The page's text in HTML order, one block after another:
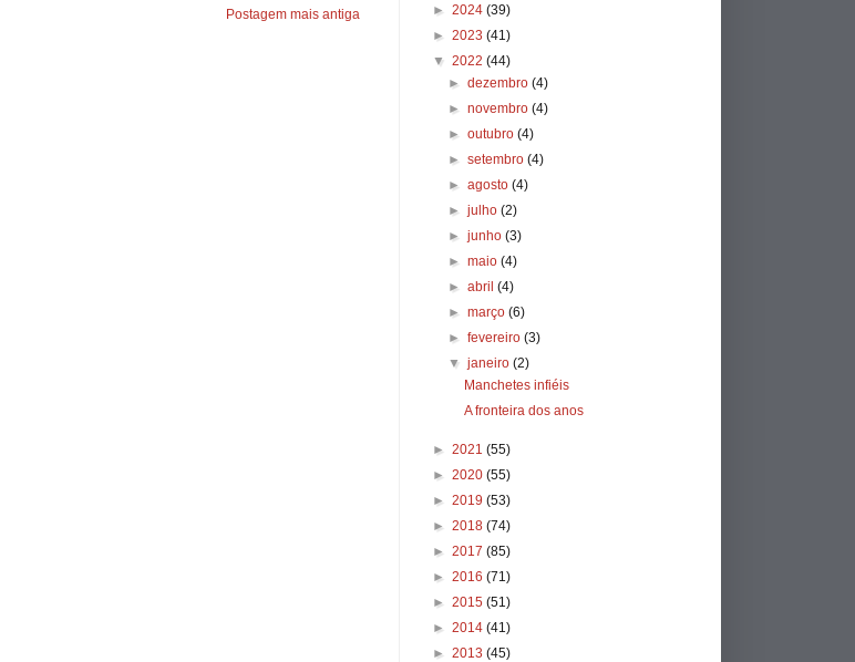
Postagem mais antiga
► 2024 (39)
► 2023 (41)
▼ 2022 (44)
► dezembro (4)
► novembro (4)
► outubro (4)
► setembro (4)
► agosto (4)
► julho (2)
► junho (3)
► maio (4)
► abril (4)
► março (6)
► fevereiro (3)
▼ janeiro (2)
Manchetes infiéis
A fronteira dos anos
► 2021 (55)
► 2020 (55)
► 2019 (53)
► 2018 (74)
► 2017 (85)
► 2016 (71)
► 2015 (51)
► 2014 (41)
► 2013 (45)